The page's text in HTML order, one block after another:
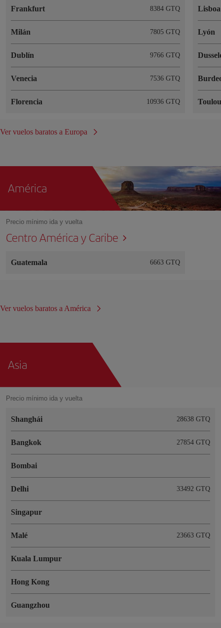
Frankfurt 8384 GTQ
Milán 7805 GTQ
Dublín 9766 GTQ
Venecia 7536 GTQ
Florencia 10936 GTQ
Lisboa
Lyón
Ver vuelos baratos a Europa
América
Precio mínimo ida y vuelta
Centro América y Caribe
Guatemala 6663 GTQ
Ver vuelos baratos a América
Asia
Precio mínimo ida y vuelta
Shanghái 28638 GTQ
Bangkok 27854 GTQ
Bombai
Delhi 33492 GTQ
Singapur
Malé 23663 GTQ
Kuala Lumpur
Hong Kong
Guangzhou